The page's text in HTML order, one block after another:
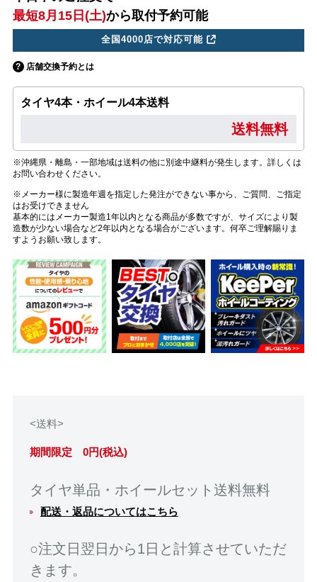
最短8月15日(土)から取付予約可能
全国4000店で対応可能
店舗交換予約とは
タイヤ4本・ホイール4本送料
送料無料
※沖縄県・離島・一部地域は送料の他に別途中継料が発生します。詳しくは
お問い合わせください。
※メーカー様に製造年週を指定した発注ができない事から、ご質問、ご指定
はお受けできません
基本的にはメーカー製造1年以内となる商品が多数ですが、サイズにより製
造数が少ない場合など2年以内となる場合がございます。何卒ご理解賜りま
すようお願い致します。
<送料>
期間限定 0円(税込)
タイヤ単品・ホイールセット送料無料
配送・返品についてはこちら
○注文日翌日から1日と計算させていただ
きます。